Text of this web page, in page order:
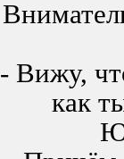
- Вижу,
как